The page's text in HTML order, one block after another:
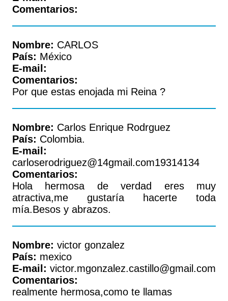
Comentarios:
Nombre: CARLOS
País: México
E-mail:
Comentarios:
Por que estas enojada mi Reina ?
Nombre: Carlos Enrique Rodrguez
País: Colombia.
E-mail:
carloserodriguez@14gmail.com19314134
Comentarios:
Hola hermosa de verdad eres muy
atractiva,me gustaría hacerte toda
mía.Besos y abrazos.
Nombre: victor gonzalez
País: mexico
E-mail: victor.mgonzalez.castillo@gmail.com
Comentarios:
realmente hermosa,como te llamas